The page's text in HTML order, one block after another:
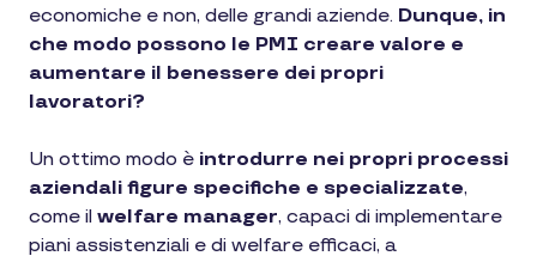
economiche e non, delle grandi aziende. Dunque, in
che modo possono le PMI creare valore e
aumentare il benessere dei propri
lavoratori?
Un ottimo modo è introdurre nei propri processi
aziendali figure specifiche e specializzate,
come il welfare manager, capaci di implementare
piani assistenziali e di welfare efficaci, a